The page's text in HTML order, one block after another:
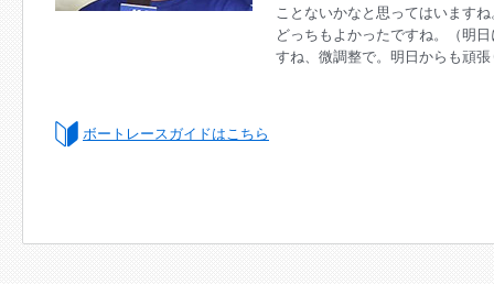
ことないかなと思ってはいます
どっちもよかったですね。（明
すね、微調整で。明日からも頑
ボートレースガイドはこちら